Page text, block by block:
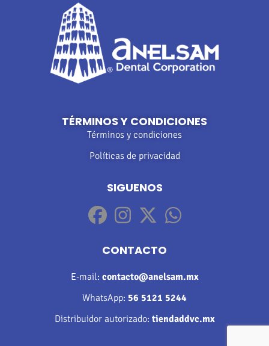
TÉRMINOS Y CONDICIONES
Términos y condiciones
Políticas de privacidad
SIGUENOS
CONTACTO
E-mail: contacto@anelsam.mx
WhatsApp: 56 5121 5244
Distribuidor autorizado: tiendaddvc.mx